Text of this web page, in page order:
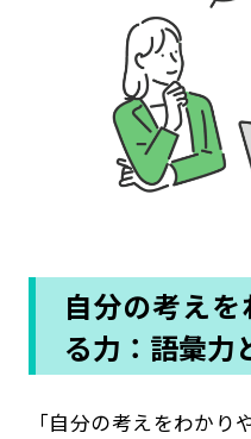
自分の考え
る力：語彙力
「自分の考えをわかり